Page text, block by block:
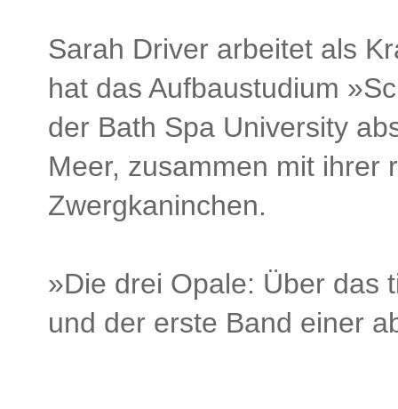
Sarah Driver arbeitet als
hat das Aufbaustudium
der Bath Spa University
Meer, zusammen mit ihrer
Zwergkaninchen.
»Die drei Opale: Über das
und der erste Band einer